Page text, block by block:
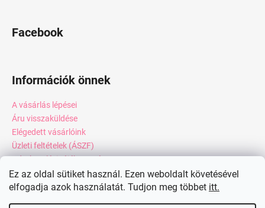
Ez az oldal sütiket használ. Ezen weboldalt követésével
elfogadja azok használatát. Tudjon meg többet itt.
Facebook
Információk önnek
A vásárlás lépései
Áru visszaküldése
Elégedett vásárlóink
Üzleti feltételek (ÁSZF)
Adatkezelési tájékoztató
Webáruház értékelése
Kapcsolat